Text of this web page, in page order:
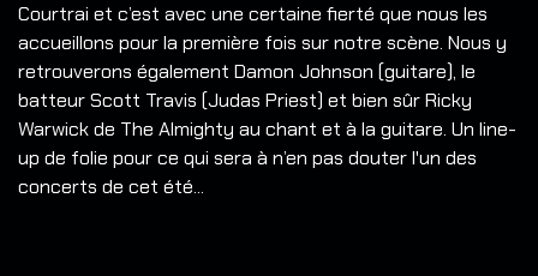
Courtrai et c’est avec une certaine fierté que nous les
accueillons pour la première fois sur notre scène. Nous y
retrouverons également Damon Johnson (guitare), le
batteur Scott Travis (Judas Priest) et bien sûr Ricky
Warwick de The Almighty au chant et à la guitare. Un line-
up de folie pour ce qui sera à n’en pas douter l'un des
concerts de cet été...